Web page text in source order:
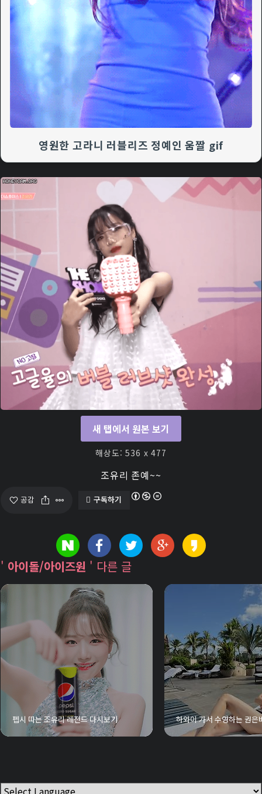
영원한 고라니 러블리즈 정예인 움짤 gif
새 탭에서 원본 보기
해상도: 536 x 477
조유리 존예~~
공감 구독하기
' 아이돌/아이즈원 ' 다른 글
펩시 따는 조유리 레전드 다시보기 하와이 가서 수영하는 권은